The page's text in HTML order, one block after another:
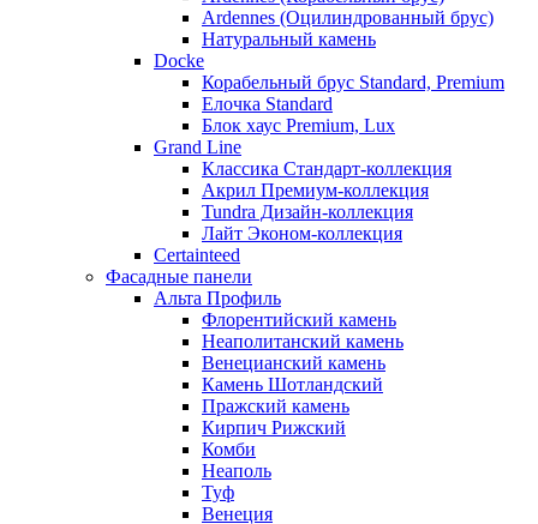
Ardennes (Оцилиндрованный брус)
Натуральный камень
Docke
Корабельный брус Standard, Premium
Елочка Standard
Блок хаус Premium, Lux
Grand Line
Классика Стандарт-коллекция
Акрил Премиум-коллекция
Tundra Дизайн-коллекция
Лайт Эконом-коллекция
Certainteed
Фасадные панели
Альта Профиль
Флорентийский камень
Неаполитанский камень
Венецианский камень
Камень Шотландский
Пражский камень
Кирпич Рижский
Комби
Неаполь
Туф
Венеция